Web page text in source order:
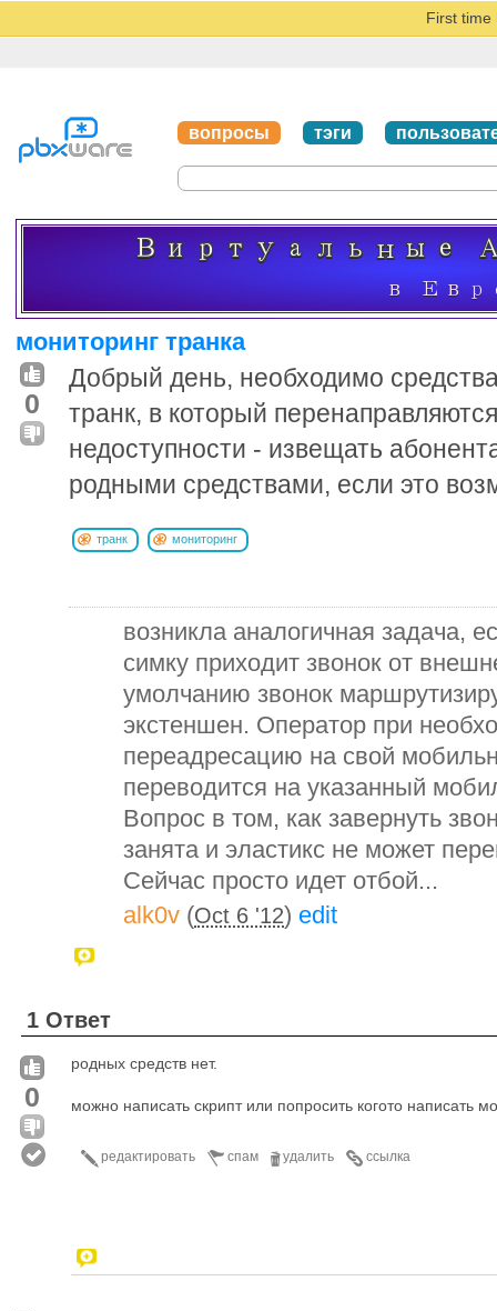
First time
вопросы тэги
мониторинг транка
0
Добрый день, необходимо
транк, в который
недоступности - извещать
родными средствами, если это
транк мониторинг
возникла аналогичная задача,
симку приходит звонок от
умолчанию звонок
экстеншен. Оператор при
переадресацию на свой
переводится на указанный
Вопрос в том, как завернуть
занята и эластикс не может
Сейчас просто идет отбой...
alk0v (Oct 6 '12) edit
1 Ответ
0
родных средств нет.
можно написать скрипт или попросить когото написать
ссылка
удалить
спам
редактировать